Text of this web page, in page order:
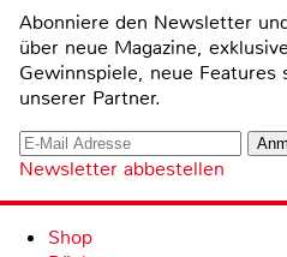
Abonniere den Newsletter
über neue Magazine,
Gewinnspiele, neue
unserer Partner.
Newsletter abbestellen
Shop